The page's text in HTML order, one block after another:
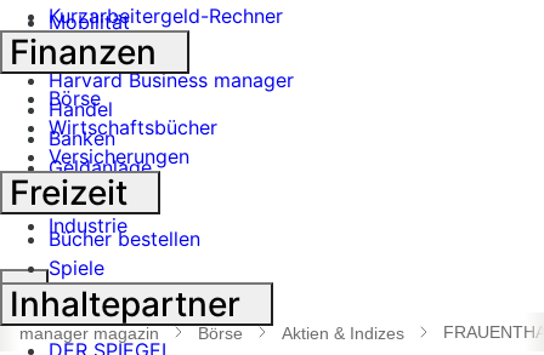
Mobilität
Tech
Harvard Business manager
Handel
Banken
Geldanlage
Börse
Industrie
Suche
öffnen
manager magazin Börse Aktien & Indizes
Kurzarbeitergeld-Rechner
Finanzen
Börse
Wirtschaftsbücher
Versicherungen
Freizeit
Bücher bestellen
Spiele
Inhaltepartner
DER SPIEGEL